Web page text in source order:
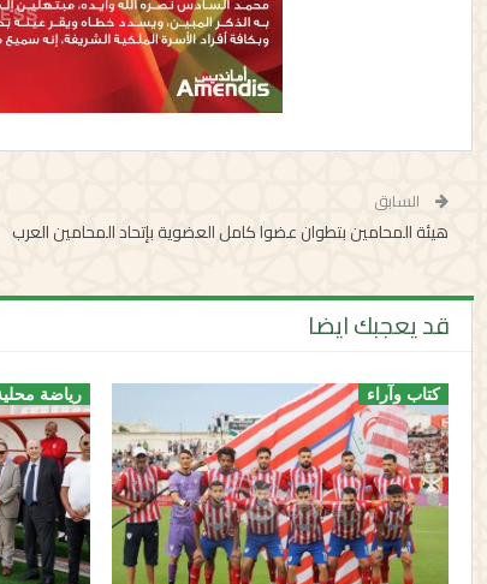
السابق
هيئة المحامين بتطوان عضوا كامل العضوية بإتحاد المحامين العرب
قد يعجبك ايضا
كتاب وآراء رياضة